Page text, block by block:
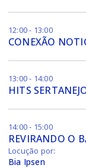
12:00 - 13:00
CONEXÃO
13:00 - 14:00
HITS
14:00 - 15:00
REVIRANDO O
Locução por:
Bia Ipsen